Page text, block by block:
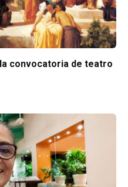
convocatoria de teatro